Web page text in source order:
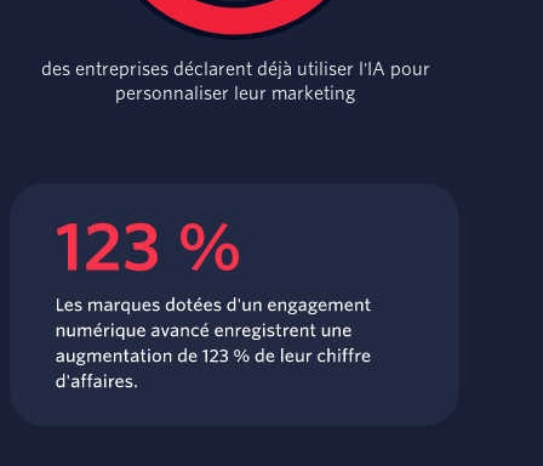
des entreprises déclarent déjà utiliser l'IA pour
personnaliser leur marketing